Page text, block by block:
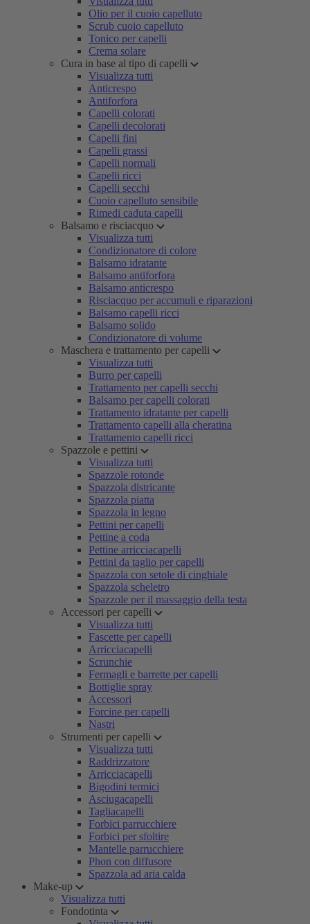
Olio per il cuoio capelluto
Scrub cuoio capelluto
Tonico per capelli
Crema solare
Cura in base al tipo di capelli
Visualizza tutti
Anticrespo
Antiforfora
Capelli colorati
Capelli decolorati
Capelli fini
Capelli grassi
Capelli normali
Capelli ricci
Capelli secchi
Cuoio capelluto sensibile
Rimedi caduta capelli
Balsamo e risciacquo
Visualizza tutti
Condizionatore di colore
Balsamo idratante
Balsamo antiforfora
Balsamo anticrespo
Risciacquo per accumuli e riparazioni
Balsamo capelli ricci
Balsamo solido
Condizionatore di volume
Maschera e trattamento per capelli
Visualizza tutti
Burro per capelli
Trattamento per capelli secchi
Balsamo per capelli colorati
Trattamento idratante per capelli
Trattamento capelli alla cheratina
Trattamento capelli ricci
Spazzole e pettini
Visualizza tutti
Spazzole rotonde
Spazzola districante
Spazzola piatta
Spazzola in legno
Pettini per capelli
Pettine a coda
Pettine arricciacapelli
Pettini da taglio per capelli
Spazzola con setole di cinghiale
Spazzola scheletro
Spazzole per il massaggio della testa
Accessori per capelli
Visualizza tutti
Fascette per capelli
Arricciacapelli
Scrunchie
Fermagli e barrette per capelli
Bottiglie spray
Accessori
Forcine per capelli
Nastri
Strumenti per capelli
Visualizza tutti
Raddrizzatore
Arricciacapelli
Bigodini termici
Asciugacapelli
Tagliacapelli
Forbici parrucchiere
Forbici per sfoltire
Mantelle parrucchiere
Phon con diffusore
Spazzola ad aria calda
Make-up
Visualizza tutti
Fondotinta